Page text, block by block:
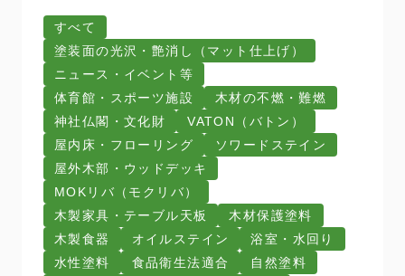
すべて
塗装面の光沢・艶消し（マット仕上げ）
ニュース・イベント等
体育館・スポーツ施設
木材の不燃・難燃
神社仏閣・文化財
VATON（バトン）
屋内床・フローリング
ソワードステイン
屋外木部・ウッドデッキ
MOKリバ（モクリバ）
木製家具・テーブル天板
木材保護塗料
木製食器
オイルステイン
浴室・水回り
水性塗料
食品衛生法適合
自然塗料